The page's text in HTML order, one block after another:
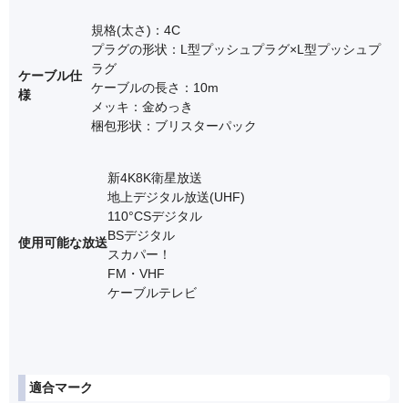
ケーブル仕
様
規格(太さ)：4C
プラグの形状：L型プッシュプラグ×L型プッシュプ
ラグ
ケーブルの長さ：10m
メッキ：金めっき
梱包形状：ブリスターパック
使用可能な放送
新4K8K衛星放送
地上デジタル放送(UHF)
110°CSデジタル
BSデジタル
スカパー！
FM・VHF
ケーブルテレビ
適合マーク